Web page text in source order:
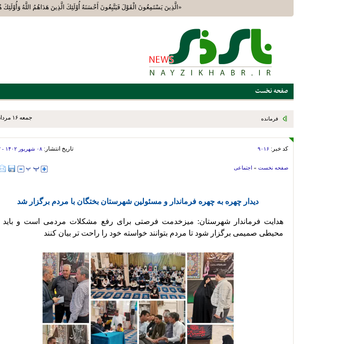
«الَّذِينَ يَسْتَمِعُونَ الْقَوْلَ فَيَتَّبِعُونَ أَحْسَنَهُ أُوْلَئِكَ الَّذِينَ هَدَاهُمُ اللَّهُ وَأُوْلَئِكَ
صفحه نخست
جمعه ۱۶ مرداد ۱۴۰۵ فرمانده انتظامی شهرستان نی‌ریز از تداوم اجرای طرح ارتقای امنیت اجتماعی و پاکسازی پارک‌ها و
کد خبر: ۹۰۱۶ تاریخ انتشار: ۰۸ شهريور ۱۴۰۲ - ۱۱:۰۳
صفحه نخست » اجتماعی
دیدار چهره به چهره فرماندار و مسئولین شهرستان بختگان با مردم برگزار شد